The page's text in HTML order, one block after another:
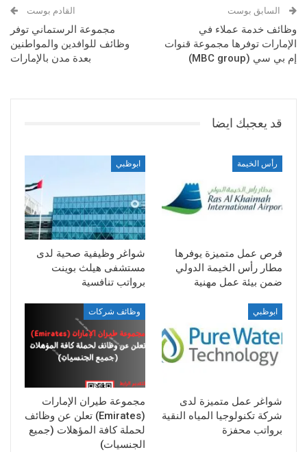
السابق بوست
وظائف خدمة عملاء في
الإمارات توفرها مجموعة قنوات
إم بي سي (MBC group)
القادم بوست
مجموعة الرستماني توفر
وظائف للوافدين والمواطنين
بعدة مدن بالإمارات
قد يعجبك ايضا
رأس الخيمة
فرص عمل متميزة يوفرها
مطار رأس الخيمة الدولي
ضمن بيئة عمل مهنية
ابوظبي
شواغر وظيفية صحية لدى
مستشفى هيلث بوينت
برواتب تنافسية
ابوظبي
شواغر عمل متميزة لدى
شركة تكنولوجيا المياه النقية
برواتب محفزة
وظائف شركات
مجموعة طيران الإمارات
(Emirates) تعلن عن وظائف
لحملة كافة المؤهلات (جميع
الجنسيات)